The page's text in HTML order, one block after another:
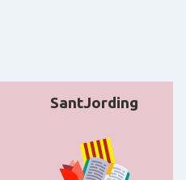
SantJording